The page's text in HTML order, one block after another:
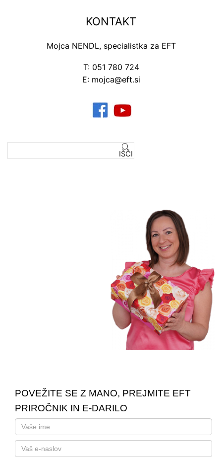
KONTAKT
Mojca NENDL, specialistka za EFT
T: 051 780 724
E: mojca@eft.si
IŠČI
POVEŽITE SE Z MANO, PREJMITE EFT
PRIROČNIK IN E-DARILO